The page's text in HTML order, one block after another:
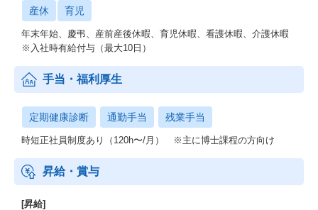
産休 育児
年末年始、慶弔、産前産後休暇、育児休暇、看護休暇、介護休暇
※入社時有給付与（最大10日）
手当・福利厚生
定期健康診断 通勤手当 残業手当
時短正社員制度あり（120h〜/月） ※主に博士課程の方向け
昇給・賞与
[昇給]